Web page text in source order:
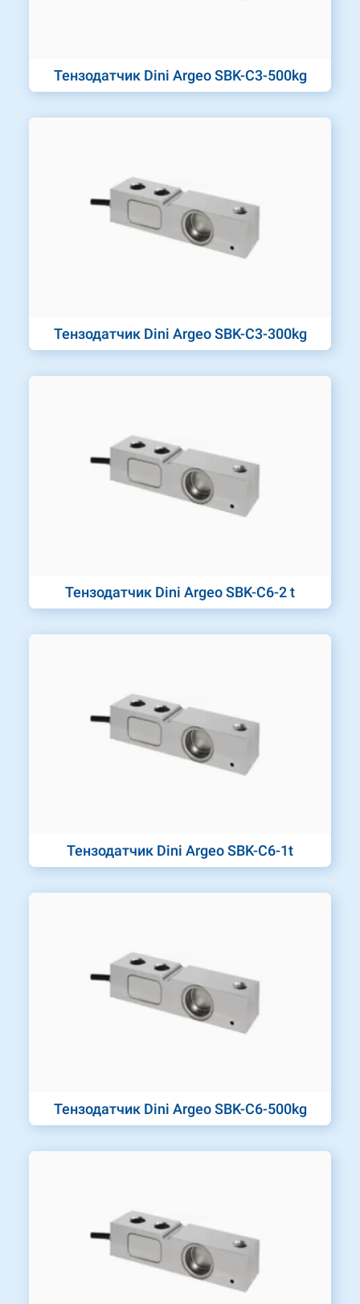
Тензодатчик Dini Argeo SBK-C3-500kg
Тензодатчик Dini Argeo SBK-C3-300kg
Тензодатчик Dini Argeo SBK-C6-2 t
Тензодатчик Dini Argeo SBK-C6-1t
Тензодатчик Dini Argeo SBK-C6-500kg